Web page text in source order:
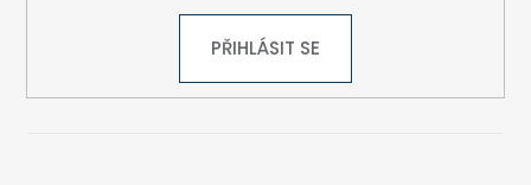
PŘIHLÁSIT SE